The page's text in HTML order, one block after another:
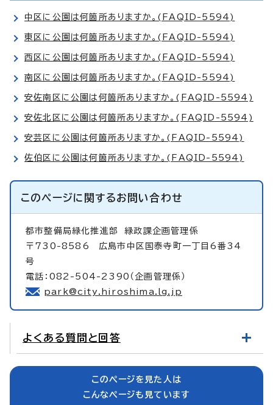
中区に公園は何箇所ありますか。(FAQID-5594)
東区に公園は何箇所ありますか。(FAQID-5594)
西区に公園は何箇所ありますか。(FAQID-5594)
南区に公園は何箇所ありますか。(FAQID-5594)
安佐南区に公園は何箇所ありますか。(FAQID-5594)
安佐北区に公園は何箇所ありますか。(FAQID-5594)
安芸区に公園は何箇所ありますか。(FAQID-5594)
佐伯区に公園は何箇所ありますか。(FAQID-5594)
このページに関するお問い合わせ
都市整備局緑化推進部緑政課企画管理係
〒730-8586 広島市中区国泰寺町一丁目6番34
号
電話：082-504-2390（企画管理係）
park@city.hiroshima.lg.jp
よくある質問と回答
このページを見た人は
こんなページも見ています